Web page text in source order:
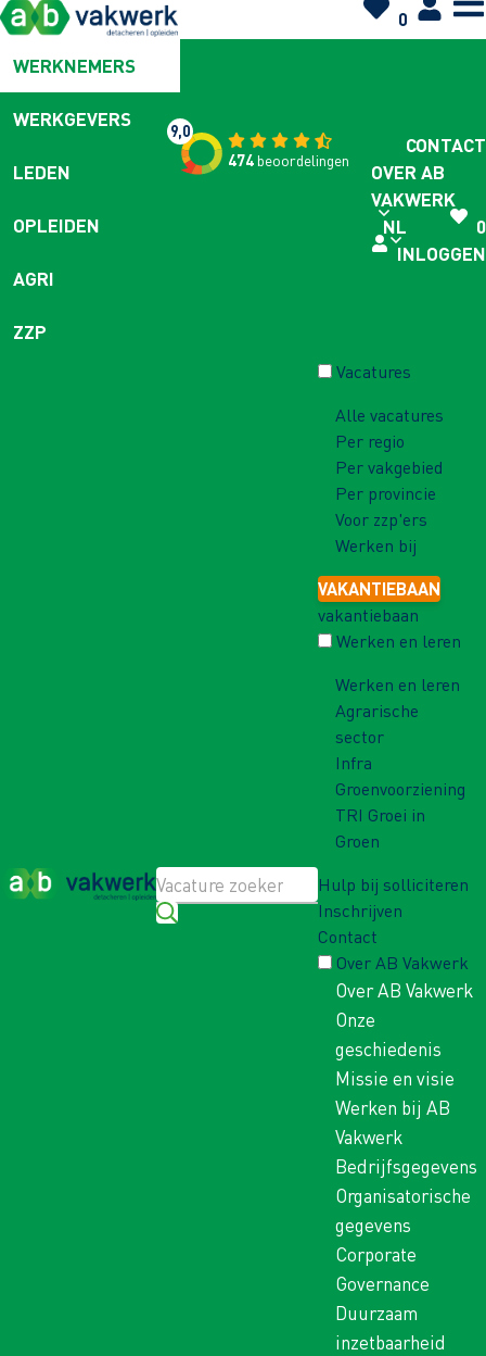
0
WERKNEMERS
WERKGEVERS
LEDEN
OPLEIDEN
AGRI
ZZP
9,0
474beoordelingen
CONTACT
OVER AB
VAKWERK
NL
0
INLOGGEN
Vacatures
Alle vacatures
Per regio
Per vakgebied
Per provincie
Voor zzp'ers
Werken bij
VAKANTIEBAAN
vakantiebaan
Werken en leren
Werken en leren
Agrarische
sector
Infra
Groenvoorziening
TRI Groei in
Groen
Hulp bij solliciteren
Inschrijven
Contact
Over AB Vakwerk
Over AB Vakwerk
Onze
geschiedenis
Missie en visie
Werken bij AB
Vakwerk
Bedrijfsgegevens
Organisatorische
gegevens
Corporate
Governance
Duurzaam
inzetbaarheid